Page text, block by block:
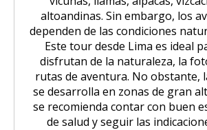
altoandinas. Sin embargo, los
dependen de las condiciones
Este tour desde Lima es ideal
disfrutan de la naturaleza, la
rutas de aventura. No obstante,
se desarrolla en zonas de gran
se recomienda contar con buen
de salud y seguir las